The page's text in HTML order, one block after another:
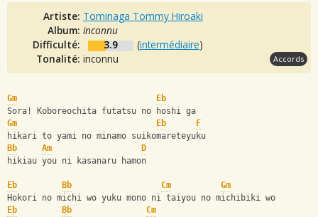
Artiste: Tominaga Tommy Hiroaki
Album: inconnu
Difficulté:
3.9 (intermédiaire)
Tonalité: inconnu Accords
Gm
Eb
Sora! Koboreochita futatsu no hoshi ga
Gm
Eb
F
hikari to yami no minamo suikomareteyuku
Bb
Am
D
hikiau you ni kasanaru hamon
Eb Bb Cm
Gm
Hokori no michi wo yuku mono ni taiyou no michibiki wo
Eb
Bb
Cm